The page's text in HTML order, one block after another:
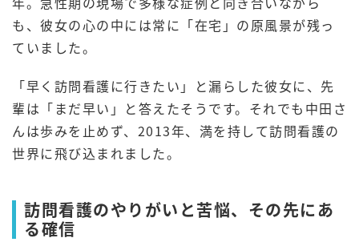
も、彼女の心の中には常に「在宅」の原風景が残っ
ていました。
「早く訪問看護に行きたい」と漏らした彼女に、先
輩は「まだ早い」と答えたそうです。それでも中田さ
んは歩みを止めず、2013年、満を持して訪問看護の
世界に飛び込まれました。
訪問看護のやりがいと苦悩、その先にあ
る確信